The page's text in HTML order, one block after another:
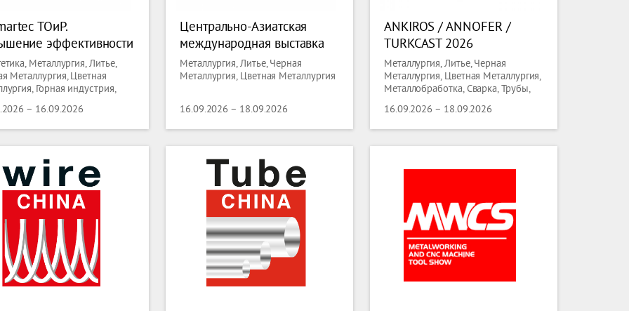
ТОиР.
эффективности
на предприятиях ТЭК,
металлургического
и
— 2026
Металлургия, Литье,
Металлургия, Цветная
Горная индустрия,
– 16.09.2026
Центрально-Азиатская
международная выставка
«Горное оборудование,
добыча и обогащение руд и
Metals Central Asia 2026
Металлургия, Литье, Черная
Металлургия, Цветная Металлургия
16.09.2026 – 18.09.2026
ANKIROS / ANNOFER /
TURKCAST 2026
Металлургия, Литье, Черная
Металлургия, Цветная Металлургия,
Металлобработка, Сварка, Трубы,
16.09.2026 – 18.09.2026